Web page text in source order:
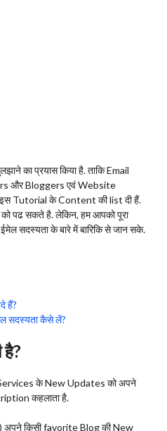
का प्रयास किया है. ताकि Email
और Bloggers एवं Website
इस Tutorial के Content की list दी हैं.
पढ सकते है. लेकिन, हम आपको पूरा
सदस्यता के बारे में बारिकि से जान सके.
हैं?
सदस्यता कैसे लें?
है?
के New Updates को अपने
कहलाता है.
अपने किसी favorite Blog की New